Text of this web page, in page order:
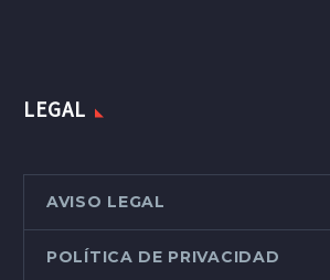
LEGAL
AVISO LEGAL
POLÍTICA DE PRIVACIDAD